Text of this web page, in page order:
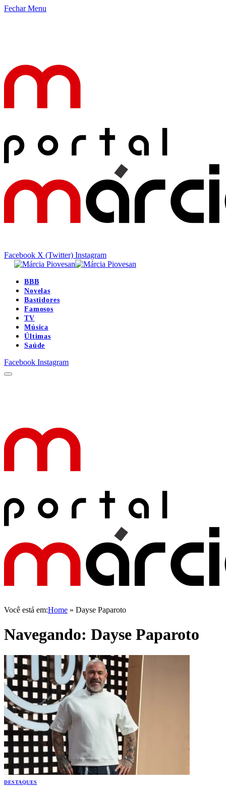
Fechar Menu
Facebook X (Twitter) Instagram
BBB
Novelas
Bastidores
Famosos
TV
Música
Últimas
Saúde
Facebook Instagram
Você está em:Home » Dayse Paparoto
Navegando: Dayse Paparoto
DESTAQUES